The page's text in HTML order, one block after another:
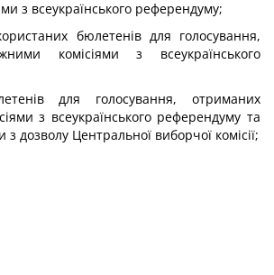
з всеукраїнського референдуму;
бюлетенів для голосування,
комісіями з всеукраїнського
для голосування, отриманих
з всеукраїнського референдуму та
дозволу Центральної виборчої комісії;